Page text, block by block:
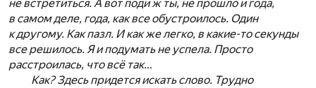
не встретиться. А вот поди ж ты, не прошло и года,
в самом деле, года, как все обустроилось. Один
к другому. Как пазл. И как же легко, в какие-то секунды
все решилось. Я и подумать не успела. Просто
расстроилась, что всё так…
Как? Здесь придется искать слово. Трудно